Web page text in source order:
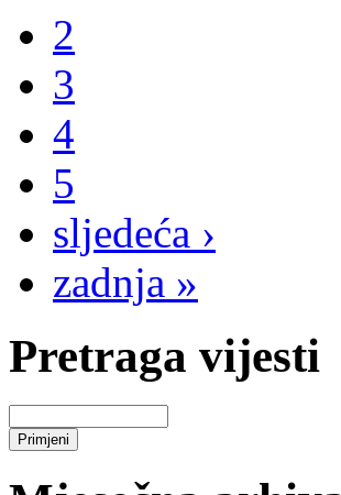
2
3
4
5
sljedeća ›
zadnja »
Pretraga vijesti